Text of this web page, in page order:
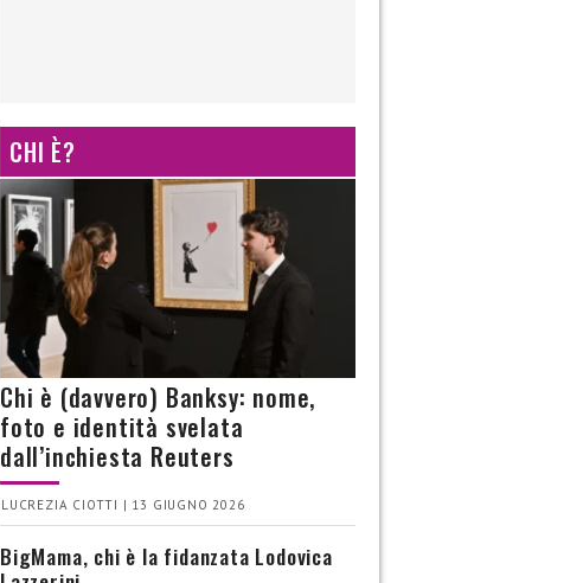
CHI È?
Chi è (davvero) Banksy: nome,
foto e identità svelata
dall’inchiesta Reuters
LUCREZIA CIOTTI | 13 GIUGNO 2026
BigMama, chi è la fidanzata Lodovica